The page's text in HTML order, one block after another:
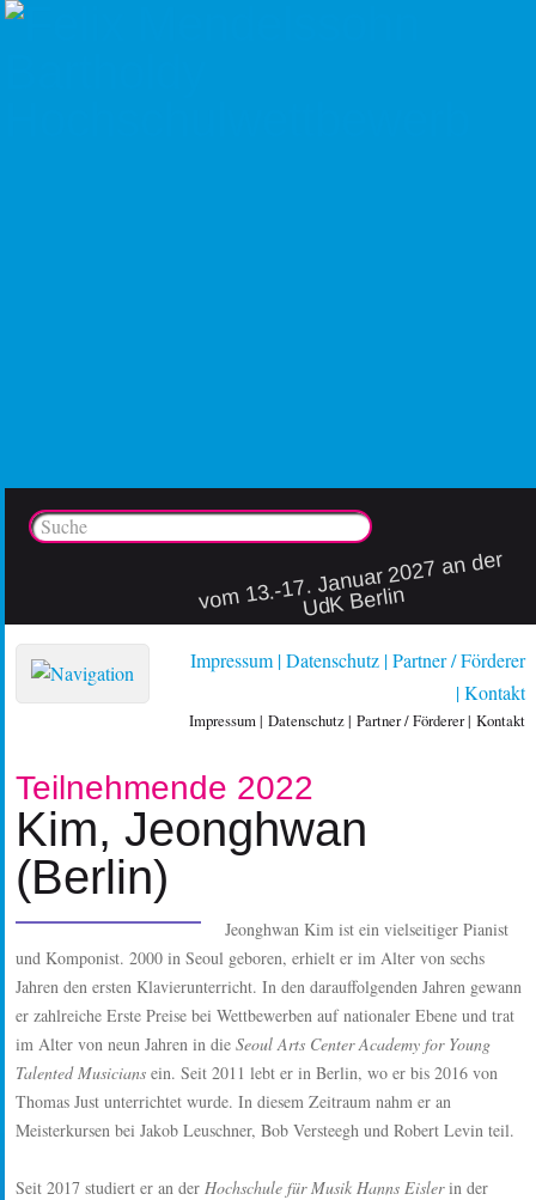
vo
m 13.-17. Januar 2027 an der
UdK Berlin
Impressum Datenschutz Partner / Förderer
Kontakt
Impressum Datenschutz Partner / Förderer Kontakt
Teilnehmende 2022
Kim, Jeonghwan
(Berlin)
Jeonghwan Kim ist ein vielseitiger Pianist
und Komponist. 2000 in Seoul geboren, erhielt er im Alter von sechs
Jahren den ersten Klavierunterricht. In den darauffolgenden Jahren gewann
er zahlreiche Erste Preise bei Wettbewerben auf nationaler Ebene und trat
im Alter von neun Jahren in die Seoul Arts Center Academy for Young
Talented Musiciansein. Seit 2011 lebt er in Berlin, wo er bis 2016 von
Thomas Just unterrichtet wurde. In diesem Zeitraum nahm er an
Meisterkursen bei Jakob Leuschner, Bob Versteegh und Robert Levin teil.
Seit 2017 studiert er an der Hochschule für Musik Hanns Eislerin der